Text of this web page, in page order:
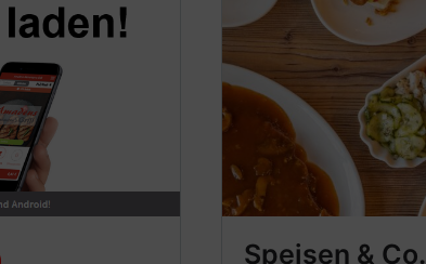
Speisen & Co.